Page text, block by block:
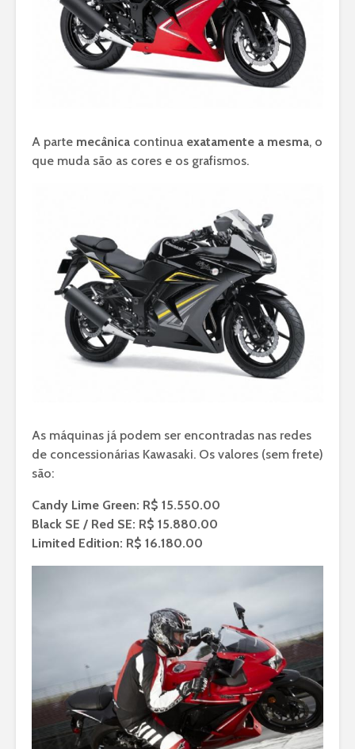
A parte mecânica continua exatamente a mesma, o
que muda são as cores e os grafismos.
As máquinas já podem ser encontradas nas redes
de concessionárias Kawasaki. Os valores (sem frete)
são:
Candy Lime Green: R$ 15.550.00
Black SE / Red SE: R$ 15.880.00
Limited Edition: R$ 16.180.00